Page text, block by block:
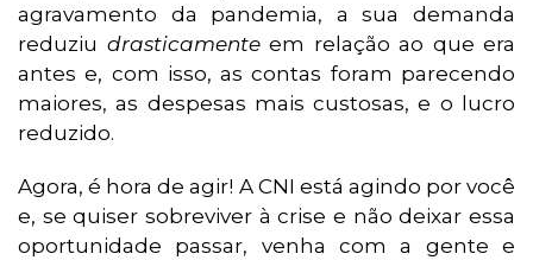
agravamento da pandemia, a sua demanda
reduziu drasticamenteem relação ao que era
antes e, com isso, as contas foram parecendo
maiores, as despesas mais custosas, e o lucro
reduzido.
Agora, é hora de agir! A CNI está agindo por você
e, se quiser sobreviver à crise e não deixar essa
oportunidade passar, venha com a gente e